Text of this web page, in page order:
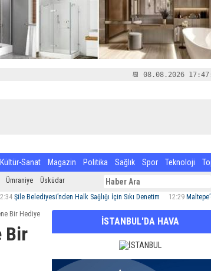
📆 08.08.2026
Kültür-Sanat Magazin Politika Sağlık Spor Teknoloji
Ümraniye
Üsküdar
Belediyesi’nden Halk Sağlığı İçin Sıkı Denetim 12:29 Maltepe’de
Bir Hediye
Bir
İSTANBUL'DA HAVA